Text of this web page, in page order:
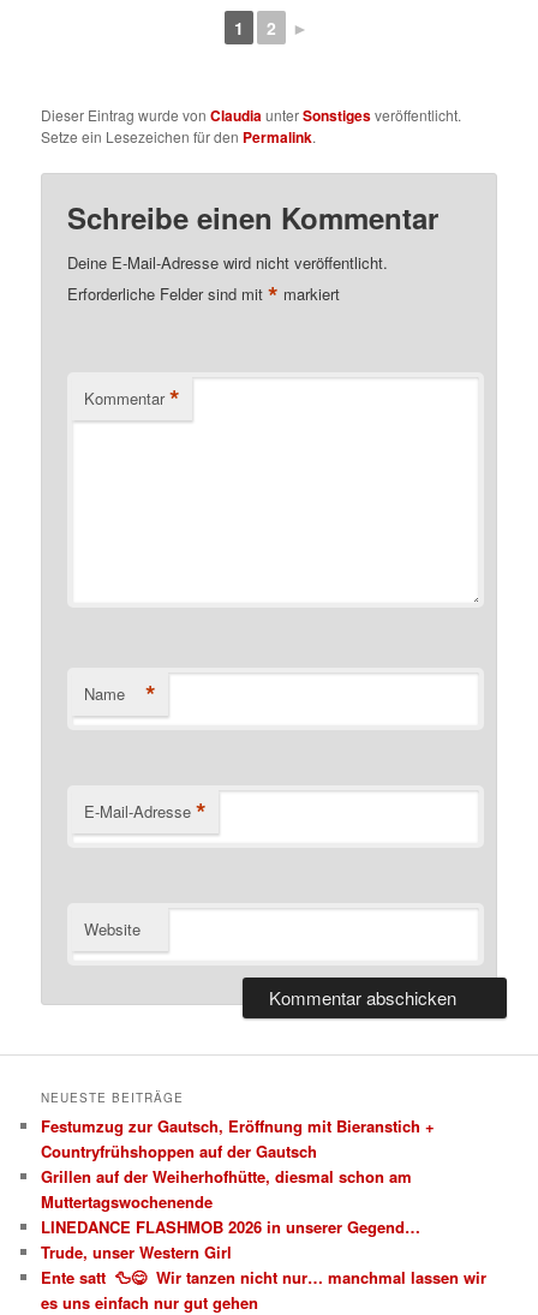
1 2 ►
Dieser Eintrag wurde vonClaudiaunterSonstigesveröffentlicht.
Setze ein Lesezeichen für den Permalink.
Schreibe einen Kommentar
Deine E-Mail-Adresse wird nicht veröffentlicht.
Erforderliche Felder sind mit* markiert
Kommentar *
Name *
E-Mail-Adresse *
Website
NEUESTE BEITRÄGE
Festumzug zur Gautsch, Eröffnung mit Bieranstich +
Countryfrühshoppen auf der Gautsch
Grillen auf der Weiherhofhütte, diesmal schon am
Muttertagswochenende
LINEDANCE FLASHMOB 2026 in unserer Gegend…
Trude, unser Western Girl
Ente satt 🦆😋 Wir tanzen nicht nur… manchmal lassen wir
es uns einfach nur gut gehen